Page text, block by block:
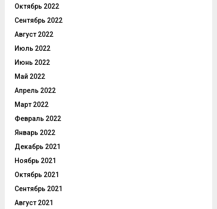
Октябрь 2022
Сентябрь 2022
Август 2022
Июль 2022
Июнь 2022
Май 2022
Апрель 2022
Март 2022
Февраль 2022
Январь 2022
Декабрь 2021
Ноябрь 2021
Октябрь 2021
Сентябрь 2021
Август 2021